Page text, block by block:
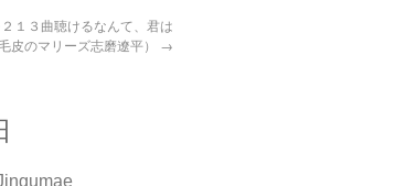
１３曲聴けるなんて、君は
皮のマリーズ志磨遼平） →